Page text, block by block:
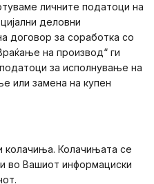
личните податоци на
деловни
договор за соработка со
на производ“ ги
за исполнување на
или замена на купен
колачиња. Колачињата се
во Вашиот информациски